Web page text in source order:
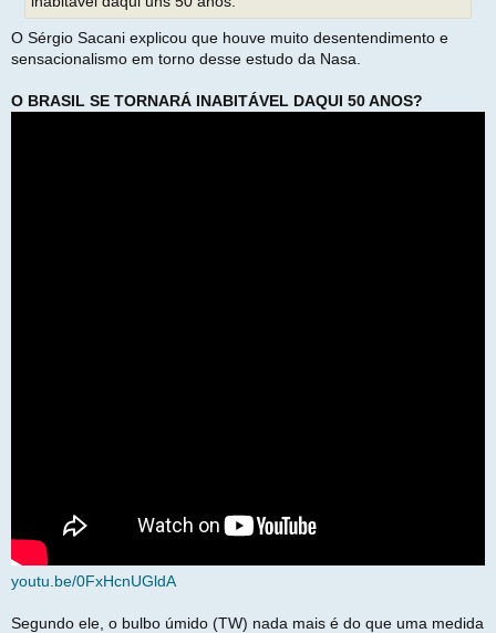
O Sérgio Sacani explicou que houve muito desentendimento e
sensacionalismo em torno desse estudo da Nasa.
O BRASIL SE TORNARÁ INABITÁVEL DAQUI 50 ANOS?
youtu.be/0FxHcnUGldA
Segundo ele, o bulbo úmido (TW) nada mais é do que uma medida